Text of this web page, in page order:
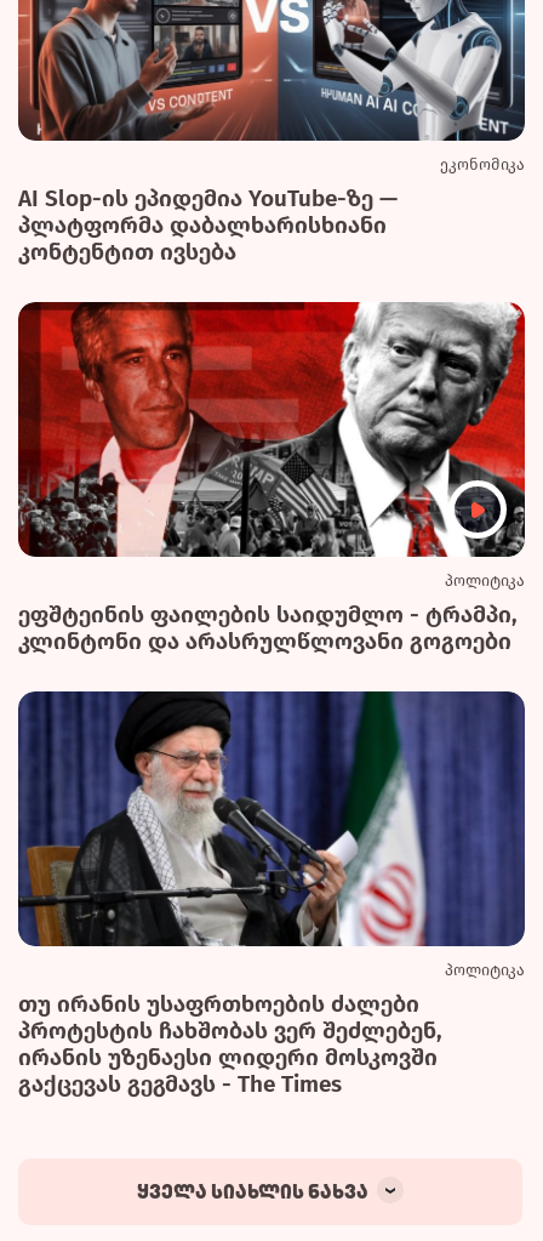
ეკონომიკა
AI Slop-ის ეპიდემია YouTube-ზე —
პლატფორმა დაბალხარისხიანი
კონტენტით ივსება
პოლიტიკა
ეფშტეინის ფაილების საიდუმლო - ტრამპი,
კლინტონი და არასრულწლოვანი გოგოები
პოლიტიკა
თუ ირანის უსაფრთხოების ძალები
პროტესტის ჩახშობას ვერ შეძლებენ,
ირანის უზენაესი ლიდერი მოსკოვში
გაქცევას გეგმავს - The Times
ყველა სიახლის ნახვა